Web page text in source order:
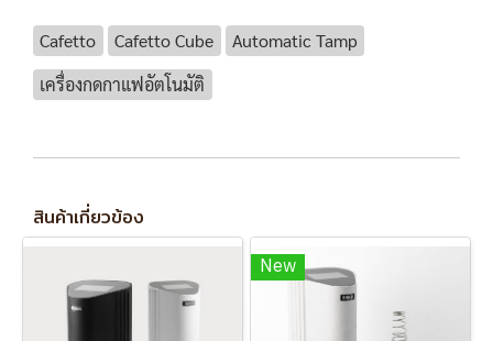
Cafetto Cafetto Cube
Automatic Tamp
เครื่องกดกาแฟอัตโนมัติ
สินค้าเกี่ยวข้อง
New